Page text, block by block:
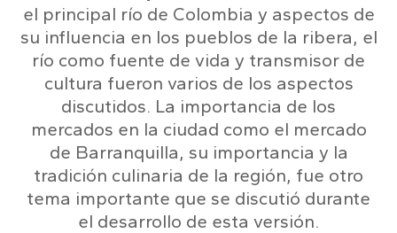
el principal río de Colombia y aspectos de
su influencia en los pueblos de la ribera, el
río como fuente de vida y transmisor de
cultura fueron varios de los aspectos
discutidos. La importancia de los
mercados en la ciudad como el mercado
de Barranquilla, su importancia y la
tradición culinaria de la región, fue otro
tema importante que se discutió durante
el desarrollo de esta versión.